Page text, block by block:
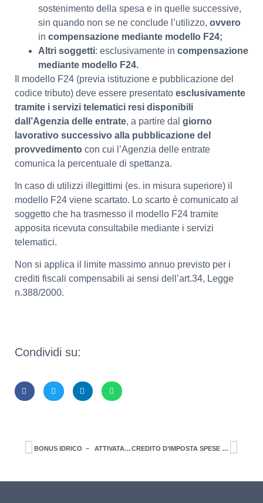
sostenimento della spesa e in quelle successive,
sin quando non se ne conclude l’utilizzo, ovvero
in compensazione mediante modello F24;
Altri soggetti: esclusivamente in compensazione
mediante modello F24.
Il modello F24 (previa istituzione e pubblicazione del
codice tributo) deve essere presentato esclusivamente
tramite i servizi telematici resi disponibili
dall’Agenzia delle entrate, a partire dal giorno
lavorativo successivo alla pubblicazione del
provvedimento con cui l’Agenzia delle entrate
comunica la percentuale di spettanza.
In caso di utilizzi illegittimi (es. in misura superiore) il
modello F24 viene scartato. Lo scarto è comunicato al
soggetto che ha trasmesso il modello F24 tramite
apposita ricevuta consultabile mediante i servizi
telematici.
Non si applica il limite massimo annuo previsto per i
crediti fiscali compensabili ai sensi dell’art.34, Legge
n.388/2000.
Condividi su:
BONUS IDRICO – ATTIVATA LA PIATTAFORMA PER LA PRESENTAZIONE DELLE DOMANDE Istanza dal 17 febbraio 2022 CREDITO D’IMPOSTA SPESE PUBBLICITARIE. Bonus pubblicità per le spese sostenute/da sostenere nel 2022